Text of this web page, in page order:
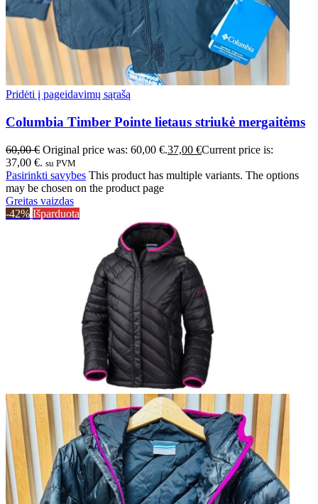
Pridėti į pageidavimų sąrašą
Columbia Timber Pointe lietaus striukė mergaitėms
60,00€ Original price was: 60,00 €.37,00 €Current price is:
37,00 €. su PVM
Pasirinkti savybes This product has multiple variants. The options
may be chosen on the product page
Greitas vaizdas
-42% Išparduota